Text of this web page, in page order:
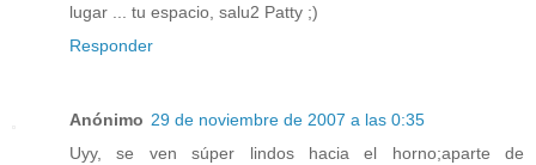
lugar ... tu espacio, salu2 Patty ;)
Responder
Anónimo 29 de noviembre de 2007 a las 0:35
Uyy, se ven súper lindos hacia el horno;aparte de